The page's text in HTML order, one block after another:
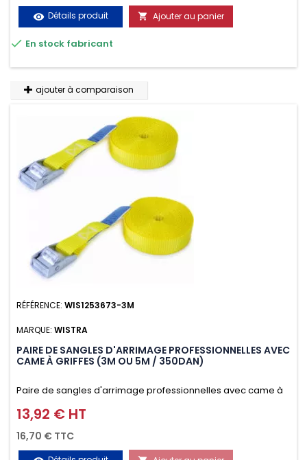
vos chargements pendant le transport. Matière polyester
très résistante aux UV et aux variations de températures,
n'absorbe pas l'eau.
visibility Détails produit  Ajouter au panier
 En stock fabricant
ajouter à comparaison
RÉFÉRENCE: WIS1253673-3M
MARQUE: WISTRA
PAIRE DE SANGLES D'ARRIMAGE PROFESSIONNELLES AVEC
CAME À GRIFFES (3M OU 5M / 350DAN)
Paire de sangles d'arrimage professionnelles avec came à
griffes (3M ou 5M / 350daN), simple et rapide d'utilisation.
Permet d'arrimer et de sécuriser vos chargements pendant
le transport. Matière polyester très résistante aux UV et aux
Prix
13,92 € HT
16,70 € TTC